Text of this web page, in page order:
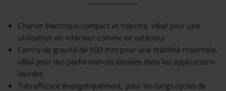
Chariot électrique compact et robuste, idéal pour une
utilisation en intérieur comme en extérieur
Centre de gravité de 500 mm pour une stabilité maximale,
idéal pour des performances élevées dans les applications
lourdes
Très efficace énergetiquement, pour les longs cycles de